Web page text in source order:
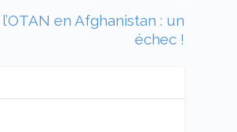
en Afghanistan : un
échec !